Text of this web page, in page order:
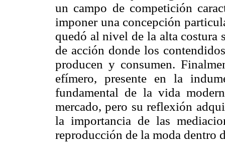
un campo de competición
imponer una concepción
quedó al nivel de la alta costura
de acción donde los
producen y consumen.
efímero, presente en la
fundamental de la vida
mercado, pero su reflexión
la importancia de las
reproducción de la moda dentro